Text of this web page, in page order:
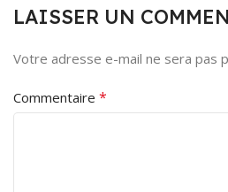
LAISSER UN
Votre adresse e-mail ne sera pas
Commentaire *